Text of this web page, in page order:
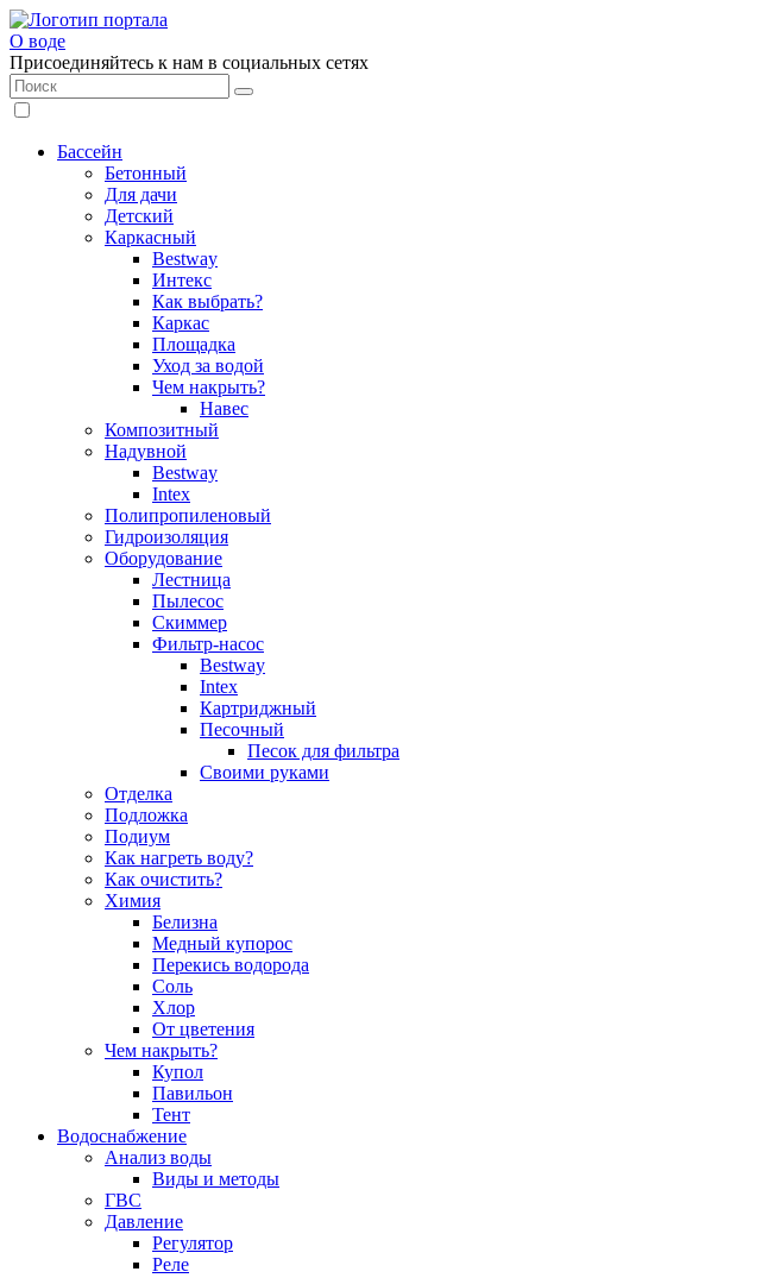
О воде
Присоединяйтесь к нам в социальных сетях
Бассейн
Бетонный
Для дачи
Детский
Каркасный
Bestway
Интекс
Как выбрать?
Каркас
Площадка
Уход за водой
Чем накрыть?
Навес
Композитный
Надувной
Bestway
Intex
Полипропиленовый
Гидроизоляция
Оборудование
Лестница
Пылесос
Скиммер
Фильтр-насос
Bestway
Intex
Картриджный
Песочный
Песок для фильтра
Своими руками
Отделка
Подложка
Подиум
Как нагреть воду?
Как очистить?
Химия
Белизна
Медный купорос
Перекись водорода
Соль
Хлор
От цветения
Чем накрыть?
Купол
Павильон
Тент
Водоснабжение
Анализ воды
Виды и методы
ГВС
Давление
Регулятор
Реле